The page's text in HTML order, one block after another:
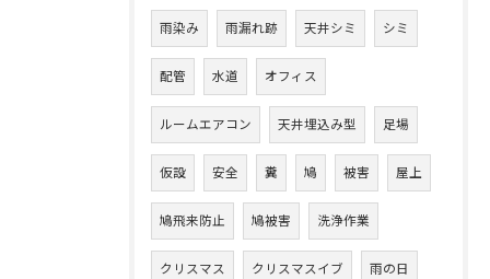
雨染み 雨漏れ跡 天井シミ シミ
配管 水道 オフィス
ルームエアコン 天井埋込み型 足場
仮設 安全 糞 鳩 被害 屋上
鳩飛来防止 鳩被害 洗浄作業
クリスマス クリスマスイブ 雨の日